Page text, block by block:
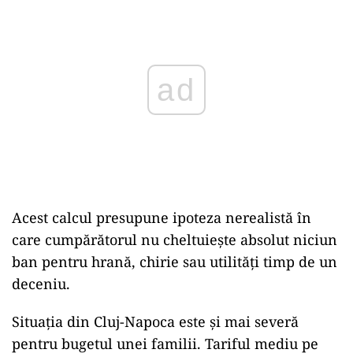
Acest calcul presupune ipoteza nerealistă în
care cumpărătorul nu cheltuiește absolut niciun
ban pentru hrană, chirie sau utilități timp de un
deceniu.
Situația din Cluj-Napoca este și mai severă
pentru bugetul unei familii. Tariful mediu pe